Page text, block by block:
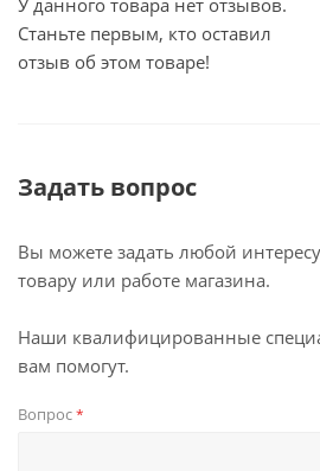
У данного товара нет отзывов.
Станьте первым, кто оставил
отзыв об этом товаре!
Задать вопрос
Вы можете задать любой
товару или работе магазина.
Наши квалифицированные
вам помогут.
Вопрос*